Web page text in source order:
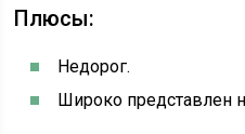
Плюсы:
Недорог.
Широко представлен